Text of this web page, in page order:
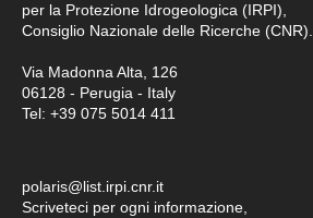
per la Protezione Idrogeologica (IRPI),
Consiglio Nazionale delle Ricerche (CNR).
Via Madonna Alta, 126
06128 - Perugia - Italy
Tel: +39 075 5014 411
polaris@list.irpi.cnr.it
Scriveteci per ogni informazione,